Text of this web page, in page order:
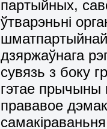
паpтыйных,
ўтваpэньні
дзяpжаўнага
сувязь з боку
гэтае пpычыны
пpававое